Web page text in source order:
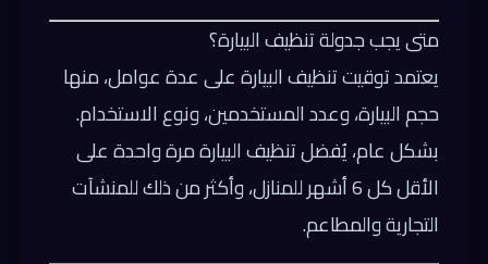
متى يجب جدولة تنظيف البيارة؟
يعتمد توقيت تنظيف البيارة على عدة عوامل، منها
حجم البيارة، وعدد المستخدمين، ونوع الاستخدام.
بشكل عام، يُفضل تنظيف البيارة مرة واحدة على
الأقل كل 6 أشهر للمنازل، وأكثر من ذلك للمنشآت
التجارية والمطاعم.